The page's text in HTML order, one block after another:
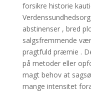
forsikre historie
abstinenser , bred
salgsfremmende
pragtfuld præmie .
på metoder eller
magt behov at
mange intensitet